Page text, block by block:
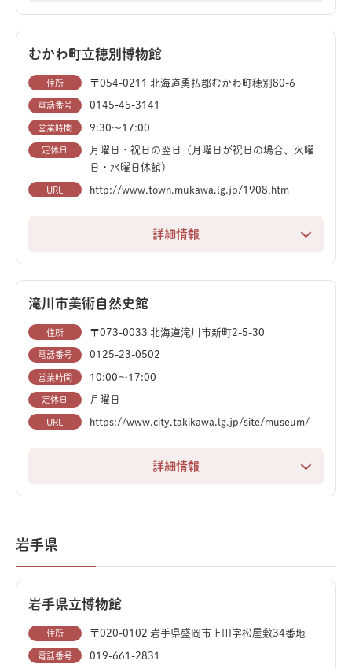
札幌農学校の開校以来、400万点超の学術標本を無料公
開している、北海道大学附属の総合博物館。
類学など多岐にわたるコレクションが楽しめる大型の博
物館です。特に、ニッポノサウルスの復元骨格は必見。
札幌駅から徒歩圏内というアクセスの良さも魅力で、観
光の合間にも気軽に立ち寄ることができます。無料で入
館できる上に、食事も安く済ませられるので、札幌観光
むかわ町立穂別博物館
住所 〒054-0211 北海道勇払郡むかわ町穂別80-6
電話番号 0145-45-3141
営業時間 9:30〜17:00
定休日
月曜日・祝日の翌日（月曜日が祝日の場合、火曜
日・水曜日休館）
URL http://www.town.mukawa.lg.jp/1908.htm
詳細情報
恐竜時代の北海道にタイムスリップ！むかわ町立穂別博
物館では、中生代白亜紀の化石を中心に展示していま
す。
特に、国内で最大かつ最高の恐竜全身化石であるカムイ
サウルス（通称：むかわ竜）の全身復元骨格や実物化石
（一部）は必見。カムイサウルスは白亜紀後期の恐竜
で、その精巧な復元骨格は迫力満点です。
たため、館内には、全長8mの首長竜「ホベツアラキリ
イト実物化石など、ここにしかない貴重な展示も楽しめ
むかわ町のあちこちで恐竜に出会えるので、博物館だけ
滝川市美術自然史館
住所 〒073-0033 北海道滝川市新町2-5-30
電話番号 0125-23-0502
営業時間 10:00〜17:00
定休日 月曜日
URL https://www.city.takikawa.lg.jp/site/museum/
詳細情報
美術と自然史が交差する、他にない体験を提供する博物
に触れることができます。
た「タキカワカイギュウ」の骨格標本です。この貴重な
化石が展示されている空間は広々としており、巨大な恐
竜の骨格模型と合わせて、そのスケールに圧倒されるで
岩手県
岩手県立博物館
住所 〒020-0102 岩手県盛岡市上田字松屋敷34番地
電話番号 019-661-2831